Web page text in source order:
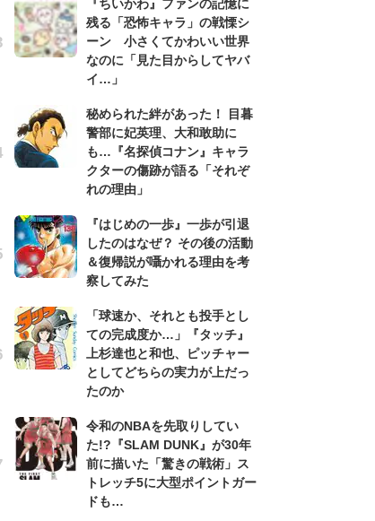
『ちいかわ』ファンの記憶に
残る「恐怖キャラ」の戦慄シ
ーン 小さくてかわいい世界
なのに「見た目からしてヤバ
イ…」
秘められた絆があった！ 目暮
警部に妃英理、大和敢助に
も…『名探偵コナン』キャラ
クターの傷跡が語る「それぞ
れの理由」
『はじめの一歩』一歩が引退
したのはなぜ？ その後の活動
＆復帰説が囁かれる理由を考
察してみた
「球速か、それとも投手とし
ての完成度か…」『タッチ』
上杉達也と和也、ピッチャー
としてどちらの実力が上だっ
たのか
令和のNBAを先取りしてい
た!?『SLAM DUNK』が30年
前に描いた「驚きの戦術」ス
トレッチ5に大型ポイントガー
ドも…